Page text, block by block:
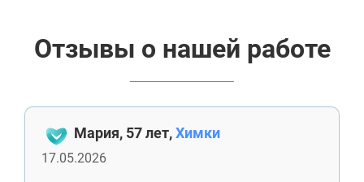
Отзывы о нашей работе
Мария, 57 лет,Химки
17.05.2026